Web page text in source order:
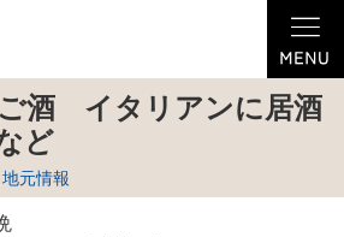
酒 イタリアンに居酒
ど
地元情報